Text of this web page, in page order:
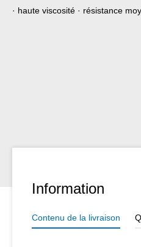
· haute viscosité · résistance
Information
Contenu de la livraison